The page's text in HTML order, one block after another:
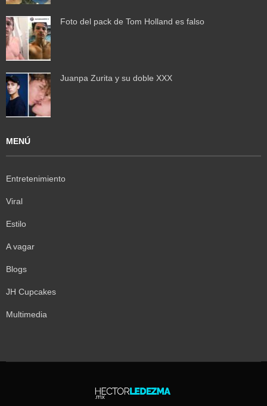
Foto del pack de Tom Holland es falso
Juanpa Zurita y su doble XXX
MENÚ
Entretenimiento
Viral
Estilo
A vagar
Blogs
JH Cupcakes
Multimedia